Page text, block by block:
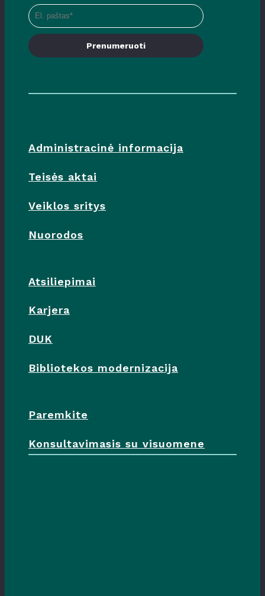
Prenumeruoti
Administracinė informacija
Teisės aktai
Veiklos sritys
Nuorodos
Atsiliepimai
Karjera
DUK
Bibliotekos modernizacija
Paremkite
Konsultavimasis su visuomene